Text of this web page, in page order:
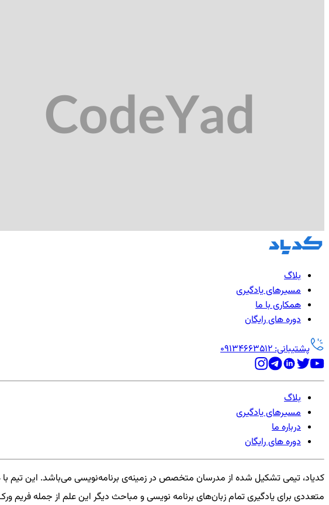
بلاگ
مسیرهای یادگیری
همکاری با ما
دوره های رایگان
پشتیبانی: 09134663512
بلاگ
مسیرهای یادگیری
درباره ما
دوره های رایگان
کدیاد، تیمی تشکیل شده از مدرسان متخصص در زمینه‌ی برنامه‌نویسی می‌باشد. این
متعددی برای یادگیری تمام زبان‌های برنامه نویسی و مباحث دیگر این علم از جمله فریم